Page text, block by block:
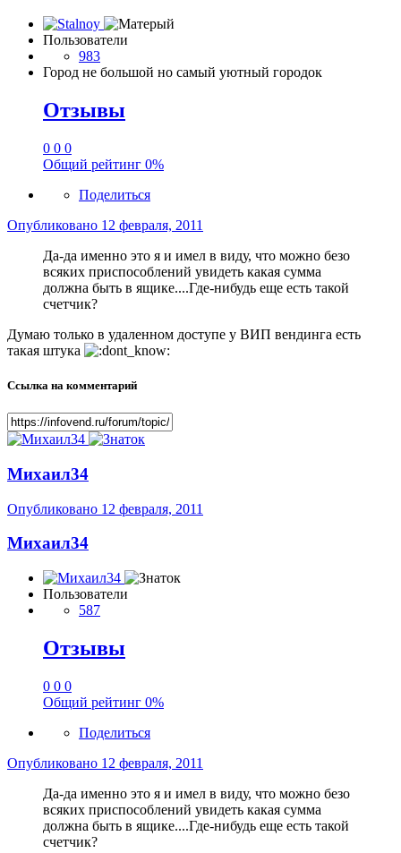
Пользователи
983
Город не большой но самый уютный городок
Отзывы
0 0 0
Общий рейтинг 0%
Поделиться
Опубликовано 12 февраля, 2011
Да-да именно это я и имел в виду, что можно безо
всяких приспособлений увидеть какая сумма
должна быть в ящике....Где-нибудь еще есть такой
счетчик?
Думаю только в удаленном доступе у ВИП вендинга есть
такая штука
Ссылка на комментарий
Михаил34
Опубликовано 12 февраля, 2011
Михаил34
Пользователи
587
Отзывы
0 0 0
Общий рейтинг 0%
Поделиться
Опубликовано 12 февраля, 2011
Да-да именно это я и имел в виду, что можно безо
всяких приспособлений увидеть какая сумма
должна быть в ящике....Где-нибудь еще есть такой
счетчик?